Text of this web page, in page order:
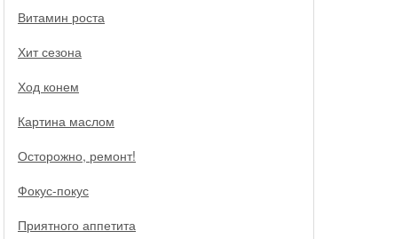
Витамин роста
Хит сезона
Ход конем
Картина маслом
Осторожно, ремонт!
Фокус-покус
Приятного аппетита